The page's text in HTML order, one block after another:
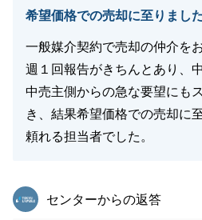
希望価格での売却に至りまし
一般媒介契約で売却の仲介を
週１回報告がきちんとあり、
中売主側からの急な要望にも
き、結果希望価格での売却に
頼れる担当者でした。
東急リバブル
センターからの返答